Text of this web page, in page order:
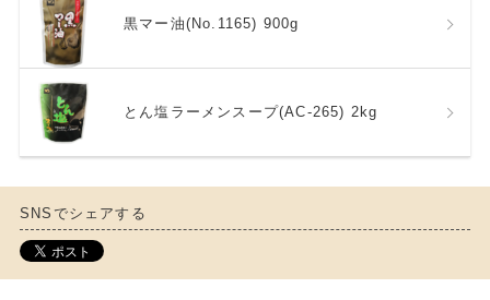
黒マー油(No.1165) 900g
とん塩ラーメンスープ(AC-265) 2kg
SNSでシェアする